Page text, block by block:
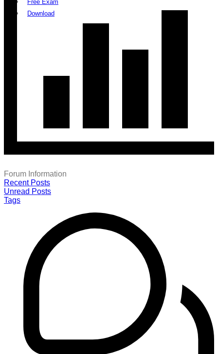
Free Exam
Download
Forum Information
Recent Posts
Unread Posts
Tags